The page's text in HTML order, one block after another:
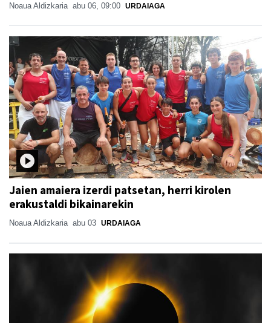
Noaua Aldizkaria abu 06, 09:00 URDAIAGA
Jaien amaiera izerdi patsetan, herri kirolen
erakustaldi bikainarekin
Noaua Aldizkaria abu 03 URDAIAGA